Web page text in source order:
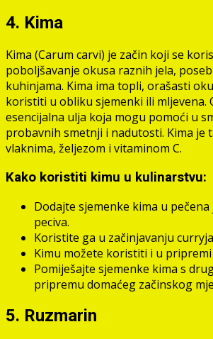
4. Kima
Kima (Carum carvi) je začin koji se
poboljšavanje okusa raznih jela,
kuhinjama. Kima ima topli, orašasti
koristiti u obliku sjemenki ili mljevena.
esencijalna ulja koja mogu pomoći u
probavnih smetnji i nadutosti. Kima je
vlaknima, željezom i vitaminom C.
Kako koristiti kimu u kulinarstvu:
Dodajte sjemenke kima u
peciva.
Koristite ga u začinjavanju
Kimu možete koristiti i u pripremi
Pomiješajte sjemenke kima s
pripremu domaćeg začinskog
5. Ruzmarin